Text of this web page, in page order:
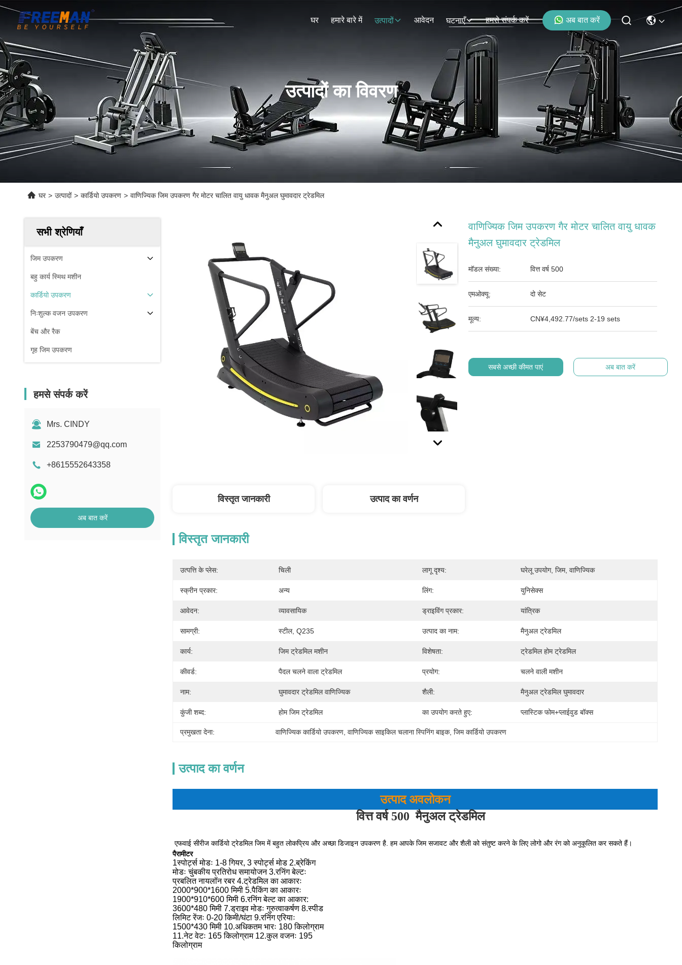
घर हमारे बारे में उत्पादों आवेदन घटनाएँ हमसे संपर्क करें अब बात करें
उत्पादों का विवरण
घर > उत्पादों > कार्डियो उपकरण > वाणिज्यिक जिम उपकरण गैर मोटर चालित वायु धावक मैनुअल घुमावदार ट्रेडमिल
सभी श्रेणियाँ
जिम उपकरण
बहु कार्य स्मिथ मशीन
कार्डियो उपकरण
निःशुल्क वजन उपकरण
बेंच और रैक
गृह जिम उपकरण
हमसे संपर्क करें
Mrs. CINDY
2253790479@qq.com
+8615552643358
अब बात करें
वाणिज्यिक जिम उपकरण गैर मोटर चालित वायु धावक
मैनुअल घुमावदार ट्रेडमिल
मॉडल संख्या: वित्त वर्ष 500
एमओक्यू: दो सेट
मूल्य: CN¥4,492.77/sets 2-19 sets
सबसे अच्छी कीमत पाएं अब बात करें
विस्तृत जानकारी उत्पाद का वर्णन
विस्तृत जानकारी
उत्पत्ति के प्लेस: चिली लागू दृश्य: घरेलू उपयोग, जिम, वाणिज्यिक
स्क्रीन प्रकार: अन्य लिंग: युनिसेक्स
आवेदन: व्यावसायिक ड्राइविंग प्रकार: यांत्रिक
सामग्री: स्टील, Q235 उत्पाद का नाम: मैनुअल ट्रेडमिल
कार्य: जिम ट्रेडमिल मशीन विशेषता: ट्रेडमिल होम ट्रेडमिल
कीवर्ड: पैदल चलने वाला ट्रेडमिल प्रयोग: चलने वाली मशीन
नाम: घुमावदार ट्रेडमिल वाणिज्यिक शैली: मैनुअल ट्रेडमिल घुमावदार
कुंजी शब्द: होम जिम ट्रेडमिल का उपयोग करते हुए: प्लास्टिक फोम+प्लाईवुड बॉक्स
प्रमुखता देना: वाणिज्यिक कार्डियो उपकरण , वाणिज्यिक साइकिल चलाना स्पिनिंग बाइक, जिम कार्डियो उपकरण
उत्पाद का वर्णन
उत्पाद अवलोकन
वित्त वर्ष 500 मैनुअल ट्रेडमिल
एफवाई सीरीज कार्डियो ट्रेडमिल जिम में बहुत लोकप्रिय और अच्छा डिजाइन उपकरण है. हम आपके जिम सजावट और शैली को संतुष्ट करने के लिए लोगो और रंग को अनुकूलित कर सकते हैं।
पैरामीटर
1स्पोर्ट्स मोडः 1-8 गियर, 3 स्पोर्ट्स मोड 2.ब्रेकिंग
मोडः चुंबकीय प्रतिरोध समायोजन 3.रनिंग बेल्टः
प्रबलित नायलॉन रबर 4.ट्रेडमिल का आकारः
2000*900*1600 मिमी 5.पैकिंग का आकारः
1900*910*600 मिमी 6.रनिंग बेल्ट का आकार:
3600*480 मिमी 7.ड्राइव मोडः गुरुत्वाकर्षण 8.स्पीड
लिमिट रेंजः 0-20 किमी/घंटा 9.रनिंग एरियाः
1500*430 मिमी 10.अधिकतम भारः 180 किलोग्राम
11.नेट वेटः 165 किलोग्राम 12.कुल वजनः 195
किलोग्राम